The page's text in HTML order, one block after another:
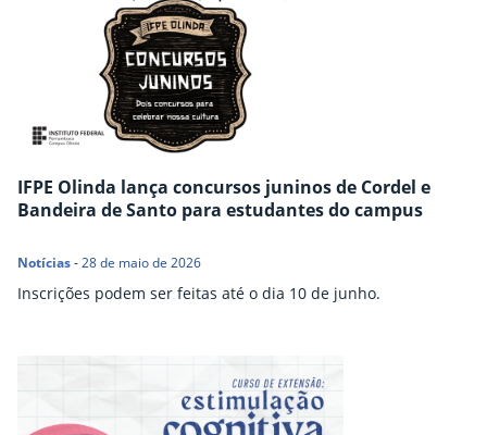
IFPE Olinda lança concursos juninos de Cordel e
Bandeira de Santo para estudantes do campus
Notícias-28 de maio de 2026
Inscrições podem ser feitas até o dia 10 de junho.